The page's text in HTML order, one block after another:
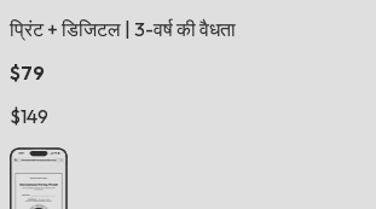
प्रिंट + डिजिटल 3-वर्ष की वैधता
$79
$149